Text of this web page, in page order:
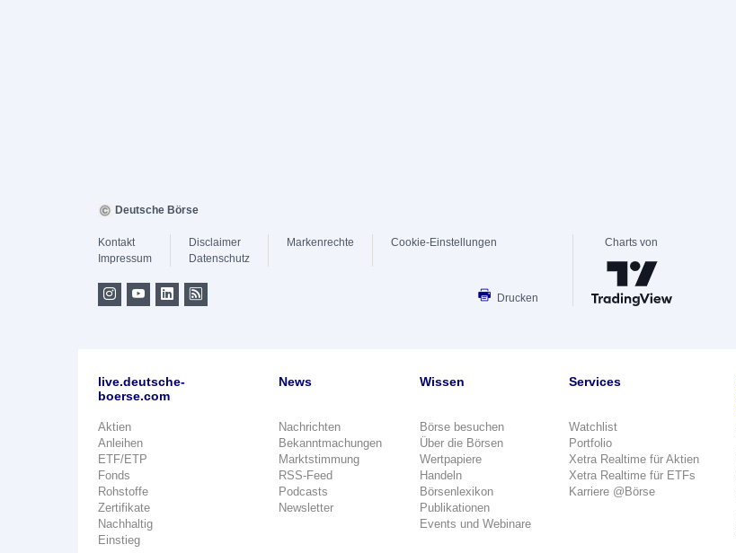
Deutsche Börse
Kontakt
Impressum
Disclaimer
Datenschutz
Markenrechte Cookie-Einstellungen
Drucken
Charts von
live.deutsche-
boerse.com
Aktien
Anleihen
ETF/ETP
Fonds
Rohstoffe
Zertifikate
Nachhaltig
Einstieg
News
Nachrichten
Bekanntmachungen
Marktstimmung
RSS-Feed
Podcasts
Newsletter
Wissen
Börse besuchen
Über die Börsen
Wertpapiere
Handeln
Börsenlexikon
Publikationen
Events und Webinare
Services
Watchlist
Portfolio
Xetra Realtime für Aktien
Xetra Realtime für ETFs
Karriere @Börse